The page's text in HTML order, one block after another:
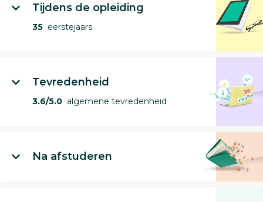
Tijdens de opleiding
35 eerstejaars
Tevredenheid
3.6/5.0 algemene tevredenheid
Na afstuderen